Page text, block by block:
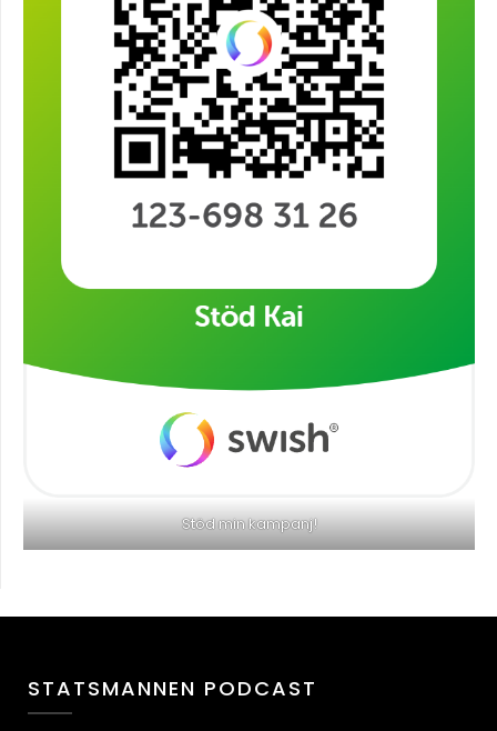
Stöd min kampanj!
STATSMANNEN PODCAST